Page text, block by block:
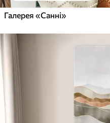
Галерея «Санні»